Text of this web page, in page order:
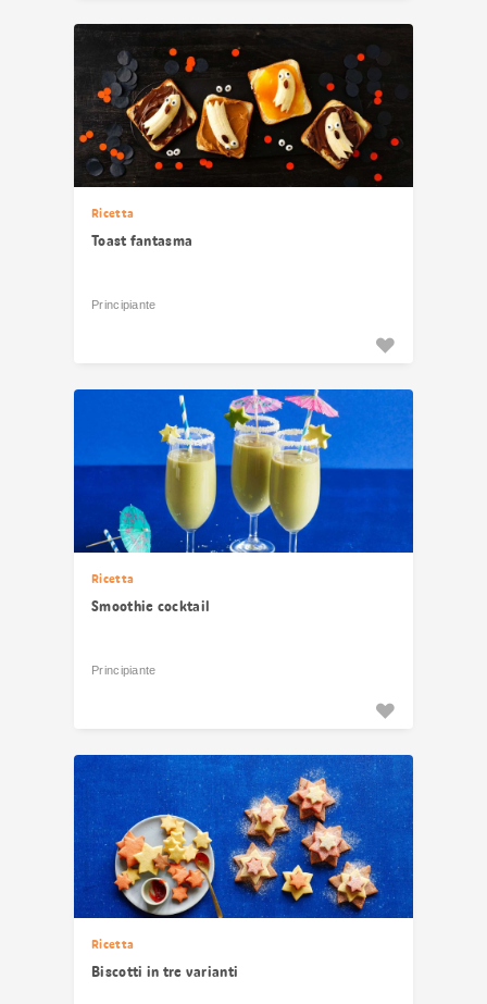
Ricetta
Toast fantasma
Principiante
Ricetta
Smoothie cocktail
Principiante
Ricetta
Biscotti in tre varianti